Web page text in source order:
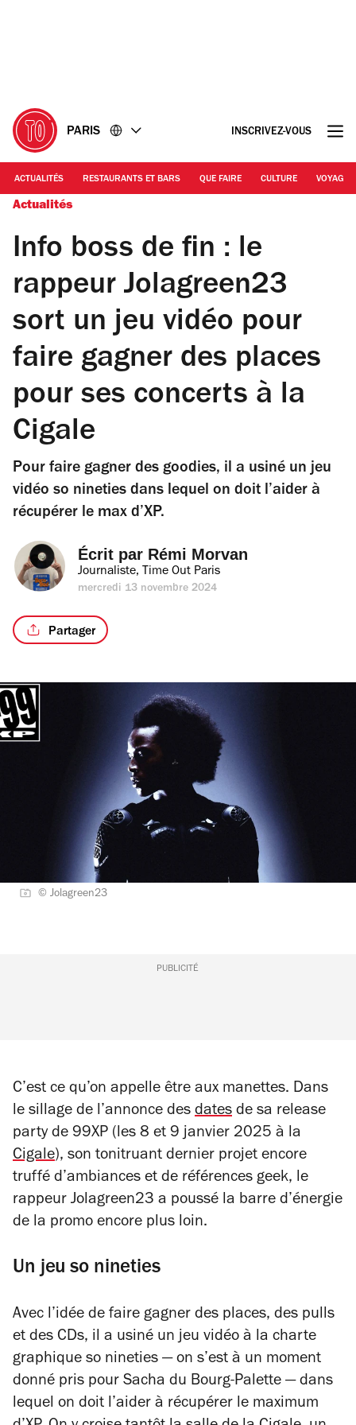
PARIS INSCRIVEZ-VOUS
ACTUALITÉS RESTAURANTS ET BARS QUE FAIRE CULTURE VOYAGE
Actualités
Info boss de fin : le
rappeur Jolagreen23
sort un jeu vidéo pour
faire gagner des places
pour ses concerts à la
Cigale
Pour faire gagner des goodies, il a usiné un jeu
vidéo so nineties dans lequel on doit l’aider à
récupérer le max d’XP.
Écrit par Rémi Morvan
Journaliste, Time Out Paris
mercredi 13 novembre 2024
Partager
© Jolagreen23
PUBLICITÉ
C’est ce qu’on appelle être aux manettes. Dans
le sillage de l’annonce des dates de sa release
party de 99XP (les 8 et 9 janvier 2025 à la
Cigale), son tonitruant dernier projet encore
truffé d’ambiances et de références geek, le
rappeur Jolagreen23 a poussé la barre d’énergie
de la promo encore plus loin.
Un jeu so nineties
Avec l’idée de faire gagner des places, des pulls
et des CDs, il a usiné un jeu vidéo à la charte
graphique so nineties — on s’est à un moment
donné pris pour Sacha du Bourg-Palette — dans
lequel on doit l’aider à récupérer le maximum